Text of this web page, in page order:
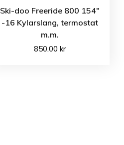
Ski-doo Freeride 800 154″
-16 Kylarslang, termostat
m.m.
850.00 kr